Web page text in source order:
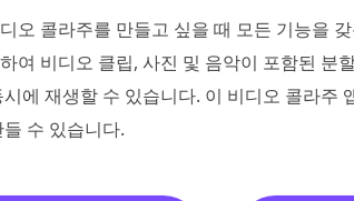
오 콜라주를 만들고 싶을 때 모든 기능을
여 비디오 클립, 사진 및 음악이 포함된 분
에 재생할 수 있습니다. 이 비디오 콜라주
수 있습니다.